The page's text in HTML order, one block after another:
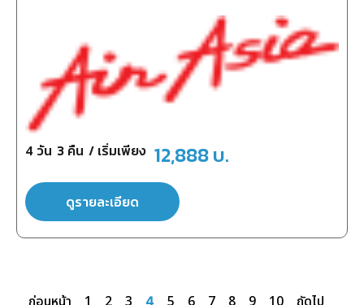
4 วัน 3 คืน / เริ่มเพียง 12,888บ.
ดูรายละเอียด
4